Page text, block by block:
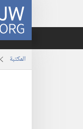
JW.ORG
المكتبة